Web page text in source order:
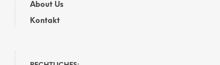
About Us
Kontakt